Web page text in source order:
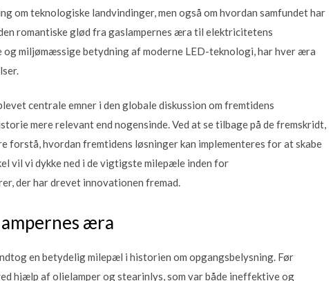
om teknologiske landvindinger, men også om hvordan samfundet har
romantiske glød fra gaslampernes æra til elektricitetens
miljømæssige betydning af moderne LED-teknologi, har hver æra
centrale emner i den globale diskussion om fremtidens
mere relevant end nogensinde. Ved at se tilbage på de fremskridt,
forstå, hvordan fremtidens løsninger kan implementeres for at skabe
vil vi dykke ned i de vigtigste milepæle inden for
der har drevet innovationen fremad.
æra
en betydelig milepæl i historien om opgangsbelysning. Før
hjælp af olielamper og stearinlys, som var både ineffektive og